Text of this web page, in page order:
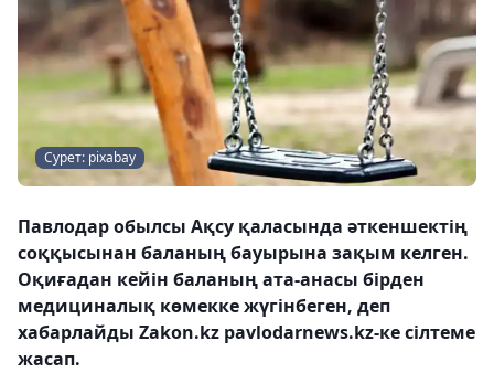
Сурет: pixabay
Павлодар обылсы Ақсу қаласында әткеншектің
соққысынан баланың бауырына зақым келген.
Оқиғадан кейін баланың ата-анасы бірден
медициналық көмекке жүгінбеген, деп
хабарлайды Zakon.kz pavlodarnews.kz-ке сілтеме
жасап.